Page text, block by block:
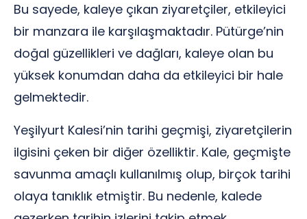
Bu sayede, kaleye çıkan ziyaretçiler, etkileyici
bir manzara ile karşılaşmaktadır. Pütürge’nin
doğal güzellikleri ve dağları, kaleye olan bu
yüksek konumdan daha da etkileyici bir hale
gelmektedir.
Yeşilyurt Kalesi’nin tarihi geçmişi, ziyaretçilerin
ilgisini çeken bir diğer özelliktir. Kale, geçmişte
savunma amaçlı kullanılmış olup, birçok tarihi
olaya tanıklık etmiştir. Bu nedenle, kalede